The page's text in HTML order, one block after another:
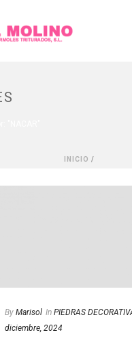
INICIO /
By Marisol In PIEDRAS
diciembre, 2024